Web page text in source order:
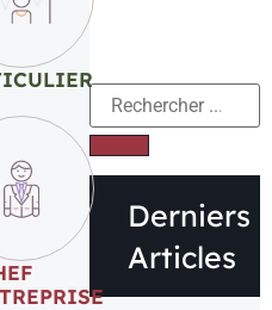
Derniers
Articles